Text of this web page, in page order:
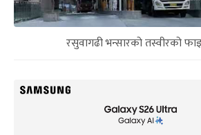
रसुवागढी भन्सारको तस्वीरको